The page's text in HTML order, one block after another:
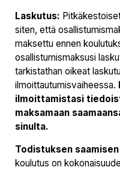
Laskutus:
siten, että
maksettu ennen
osallistumismaksusi
tarkistathan oikeat
ilmoittautumisvaiheessa.
ilmoittamistasi
maksamaan
sinulta.
Todistuksen
koulutus on